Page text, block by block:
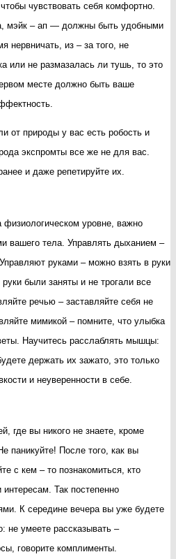
чувствовать себя комфортно.
мэйк – ап — должны быть удобными
нервничать, из – за того, не
или не размазалась ли тушь, то это
месте должно быть ваше
от природы у вас есть робость и
экспромты все же не для вас.
и даже репетируйте их.
физиологическом уровне, важно
вашего тела. Управлять дыханием –
руками – можно взять в руки
были заняты и не трогали все
речью – заставляйте себя не
мимикой – помните, что улыбка
Научитесь расслаблять мышцы:
держать их зажато, это только
и неуверенности в себе.
где вы никого не знаете, кроме
паникуйте! После того, как вы
с кем – то познакомиться, кто
Так постепенно
К середине вечера вы уже будете
не умеете рассказывать –
говорите комплименты.